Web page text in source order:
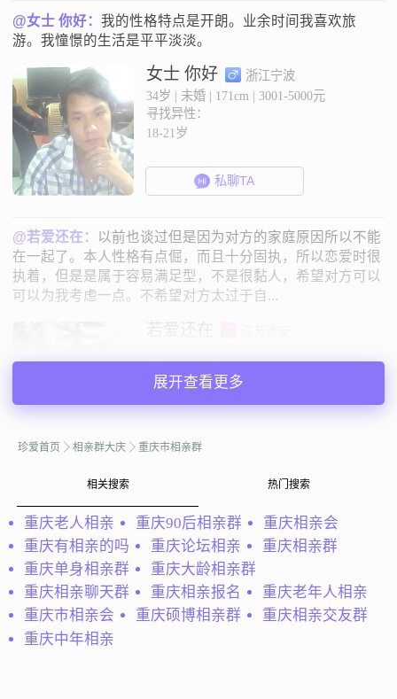
@女士 你好：我的性格特点是开朗。业余时间我喜欢旅
游。我憧憬的生活是平平淡淡。
女士 你好
浙江宁波
34岁 | 未婚 | 171cm | 3001-5000元
寻找异性：
18-21岁
私聊TA
@若爱还在： 以前也谈过但是因为对方的家庭原因所以不能
在一起了。本人性格有点倔，而且十分固执，所以恋爱时很
执着，但是是属于容易满足型，不是很黏人，希望对方可以
可以为我考虑一点。不希望对方太过于自...
24-28岁 | 174-179cm | 未婚
@瘋瘋癲癲べ小女人：
O(∩_∩)O 瘋瘋癲癲べ讓你 べ 再堅強
、也是1個女人ㄟ
瘋瘋癲癲べ小女人
山东滨州
32岁 | 未婚 | 160cm | 3000元以下
寻找异性：
19-20岁 | 175-184cm | 未婚
展开查看更多
珍爱首页 相亲群大庆 重庆市相亲群
相关搜索 热门搜索
重庆老人相亲 重庆90后相亲群
重庆相亲会
重庆有相亲的吗
重庆论坛相亲
重庆相亲群
重庆单身相亲群
重庆大龄相亲群
重庆相亲聊天群
重庆相亲报名
重庆老年人相亲
重庆市相亲会
重庆硕博相亲群
重庆相亲交友群
重庆中年相亲